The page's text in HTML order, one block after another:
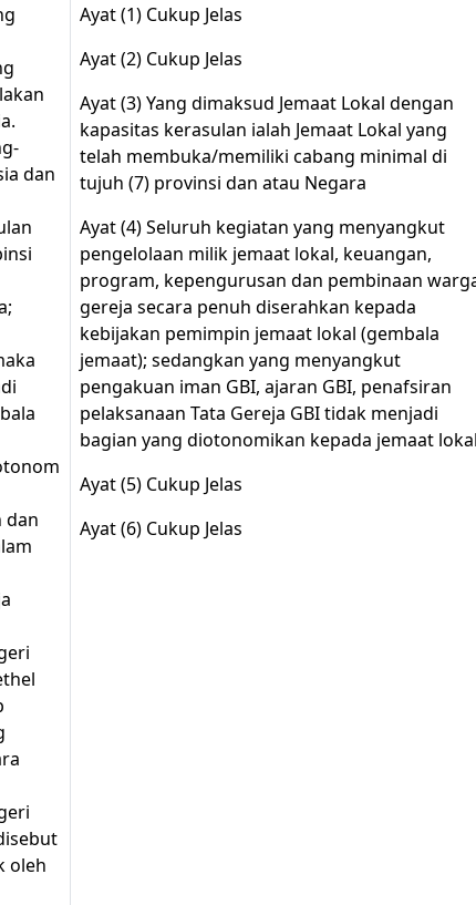
dan
dan
oleh
Ayat (1) Cukup Jelas
Ayat (2) Cukup Jelas
Ayat (3) Yang dimaksud Jemaat Lokal dengan
kapasitas kerasulan ialah Jemaat Lokal yang
telah membuka/memiliki cabang minimal di
tujuh (7) provinsi dan atau Negara
Ayat (4) Seluruh kegiatan yang menyangkut
pengelolaan milik jemaat lokal, keuangan,
program, kepengurusan dan pembinaan
gereja secara penuh diserahkan kepada
kebijakan pemimpin jemaat lokal (gembala
jemaat); sedangkan yang menyangkut
pengakuan iman GBI, ajaran GBI, penafsiran
pelaksanaan Tata Gereja GBI tidak menjadi
bagian yang diotonomikan kepada jemaat
Ayat (5) Cukup Jelas
Ayat (6) Cukup Jelas